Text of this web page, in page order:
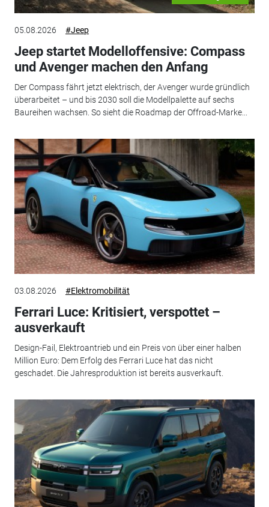
05.08.2026 #Jeep
Jeep startet Modelloffensive: Compass
und Avenger machen den Anfang
Der Compass fährt jetzt elektrisch, der Avenger wurde gründlich
überarbeitet – und bis 2030 soll die Modellpalette auf sechs
Baureihen wachsen. So sieht die Roadmap der Offroad-Marke...
03.08.2026 #Elektromobilität
Ferrari Luce: Kritisiert, verspottet –
ausverkauft
Design-Fail, Elektroantrieb und ein Preis von über einer halben
Million Euro: Dem Erfolg des Ferrari Luce hat das nicht
geschadet. Die Jahresproduktion ist bereits ausverkauft.